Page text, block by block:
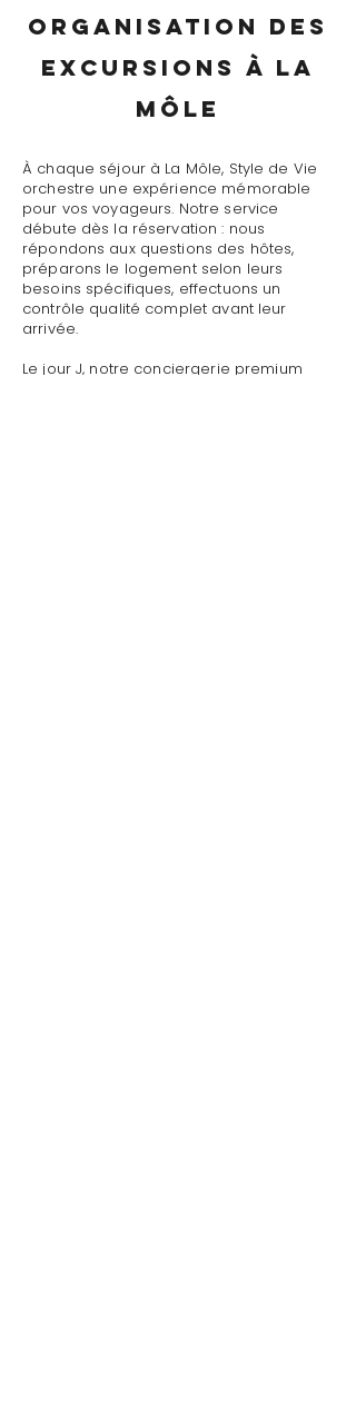
organisation des
excursions à La
Môle
À chaque séjour à La Môle, Style de Vie
orchestre une expérience mémorable
pour vos voyageurs. Notre service
débute dès la réservation : nous
répondons aux questions des hôtes,
préparons le logement selon leurs
besoins spécifiques, effectuons un
contrôle qualité complet avant leur
arrivée.
Le jour J, notre conciergerie premium